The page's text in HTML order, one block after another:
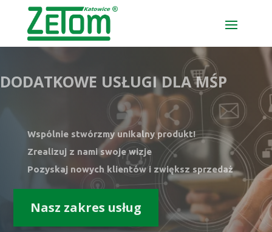
DODATKOWE USŁUGI DLA MŚP
Wspólnie stwórzmy unikalny produkt!
Zrealizuj z nami swoje wizje
Pozyskaj nowych klientów i zwiększ sprzedaż
Nasz zakres usług